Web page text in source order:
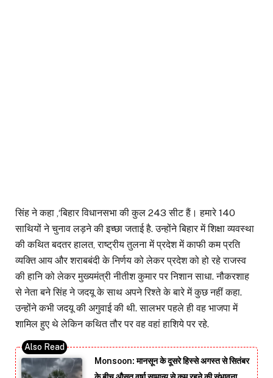
सिंह ने कहा ,‘बिहार विधानसभा की कुल 243 सीट हैं। हमारे 140
साथियों ने चुनाव लड़ने की इच्छा जताई है. उन्होंने बिहार में शिक्षा व्यवस्था
की कथित बदतर हालत, राष्ट्रीय तुलना में प्रदेश में काफी कम प्रति
व्यक्ति आय और शराबबंदी के निर्णय को लेकर प्रदेश को हो रहे राजस्व
की हानि को लेकर मुख्यमंत्री नीतीश कुमार पर निशान साधा. नौकरशाह
से नेता बने सिंह ने जदयू के साथ अपने रिश्ते के बारे में कुछ नहीं कहा.
उन्होंने कभी जदयू की अगुवाई की थी. सालभर पहले ही वह भाजपा में
शामिल हुए थे लेकिन कथित तौर पर वह वहां हाशिये पर रहे.
Monsoon: मानसून के दूसरे हिस्से अगस्त से सितंबर